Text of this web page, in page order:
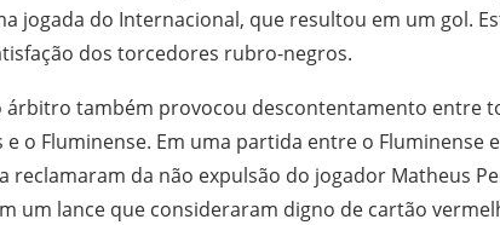
jogada do Internacional, que resultou em um gol.
dos torcedores rubro-negros.
árbitro também provocou descontentamento entre
o Fluminense. Em uma partida entre o Fluminense
reclamaram da não expulsão do jogador Matheus
um lance que consideraram digno de cartão